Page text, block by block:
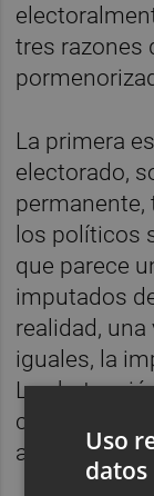
tres razones
La primera
electorado,
los políticos
que parece
imputados
realidad,
iguales, la
La
cumplen, en
absolutoria
Uso
datos